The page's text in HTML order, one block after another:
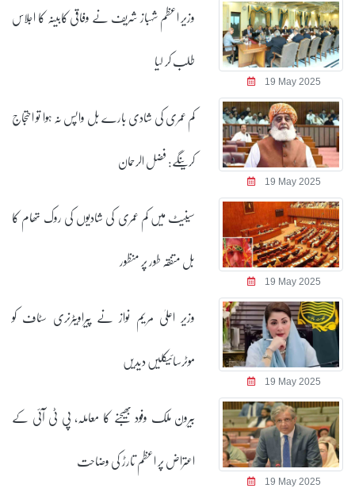
19 May 2025
وزیر اعظم شہباز شریف نے وفاقی کابینہ کا اجلاس
طلب کر لیا
19 May 2025
کم عمری کی شادی بارے بل واپس نہ ہوا تو احتجاج
کرینگے: فضل الرحمان
19 May 2025
سینیٹ میں کم عمری کی شادیوں کی روک تھام کا
بل متفقہ طور پر منظور
19 May 2025
وزیر اعلیٰ مریم نواز نے پیراویٹرنری سٹاف کو
موٹرسائیکلیں دیدیں
19 May 2025
بیرون ملک وفود بھیجنے کا معاملہ، پی ٹی آئی کے
اعتراض پر اعظم تارڑ کی وضاحت